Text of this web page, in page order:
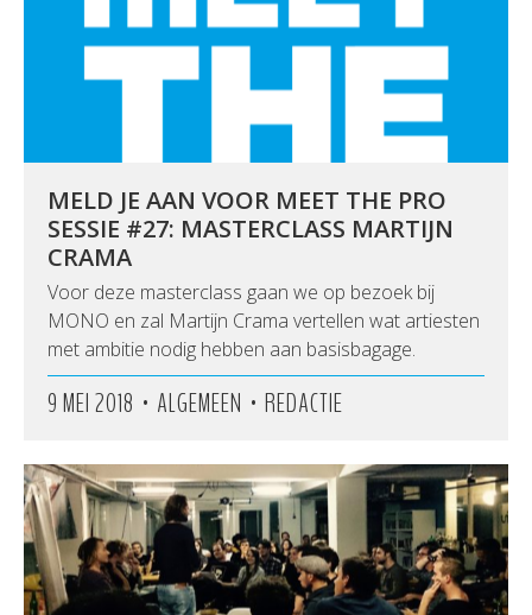
MELD JE AAN VOOR MEET THE PRO
SESSIE #27: MASTERCLASS MARTIJN
CRAMA
Voor deze masterclass gaan we op bezoek bij
MONO en zal Martijn Crama vertellen wat artiesten
met ambitie nodig hebben aan basisbagage.
9 MEI 2018 • ALGEMEEN • REDACTIE